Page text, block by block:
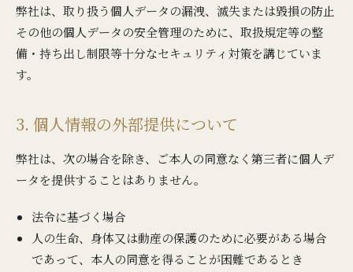
弊社は、取り扱う個人データの漏洩、滅失または毀損の防止
その他の個人データの安全管理のために、取扱規定等の整
備・持ち出し制限等十分なセキュリティ対策を講じていま
す。
3. 個人情報の外部提供について
弊社は、次の場合を除き、ご本人の同意なく第三者に個人デ
ータを提供することはありません。
法令に基づく場合
人の生命、身体又は動産の保護のために必要がある場合
であって、本人の同意を得ることが困難であるとき